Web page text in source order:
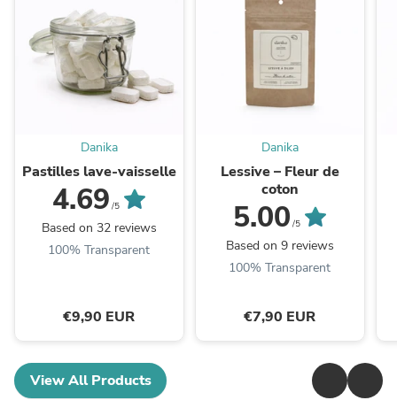
Danika
Pastilles lave-vaisselle
4.69 /5
Based on 32 reviews
100% Transparent
€9,90 EUR
Danika
Lessive – Fleur de
coton
5.00 /5
Based on 9 reviews
100% Transparent
€7,90 EUR
View All Products